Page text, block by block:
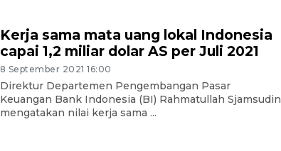
Kerja sama mata uang lokal Indonesia
capai 1,2 miliar dolar AS per Juli 2021
8 September 2021 16:00
Direktur Departemen Pengembangan Pasar
Keuangan Bank Indonesia (BI) Rahmatullah Sjamsudin
mengatakan nilai kerja sama ...